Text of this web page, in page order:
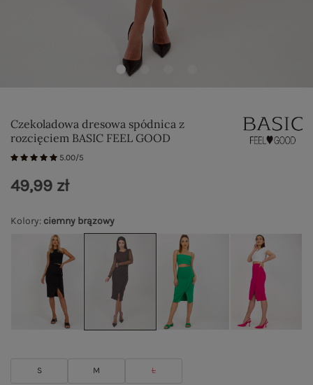
Czekoladowa dresowa spódnica z
rozcięciem BASIC FEEL GOOD
5.00/5
Kolory: ciemny brązowy
S M L
49,99 zł